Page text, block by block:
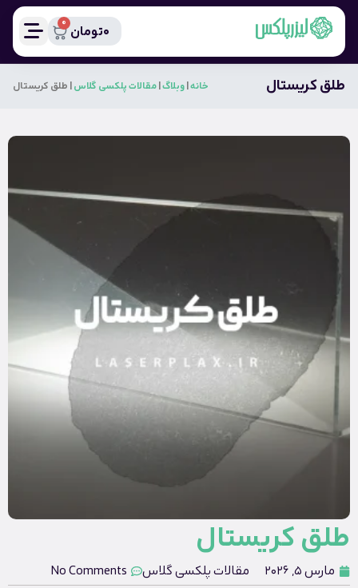
0تومان
0
طلق کریستال خانه وبلاگ مقالات پلکسی گلاس طلق کریستال
طلق کریستال
مارس 5, 2026 مقالات پلکسی گلاس
No Comments